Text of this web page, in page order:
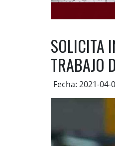
SOLICITA
TRABAJO
Fecha: 2021-04-